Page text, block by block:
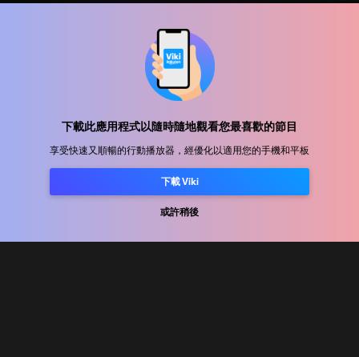
下載此應用程式以隨時隨地觀看您最喜歡的節目
享受快速又順暢的行動播放器，經優化以適用您的手機和平板
下載 Viki
或許稍後
新聞中心
使用條款